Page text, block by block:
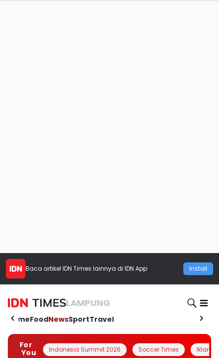
Baca artikel IDN Times lainnya di IDN App Install
LAMPUNG
HomeFoodNewsSportTravel
For
You
Indonesia Summit 2026 Soccer Times Iklanin